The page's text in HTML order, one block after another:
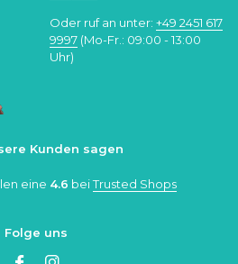
Oder ruf an unter: +49 2451 617
9997 (Mo-Fr.: 09:00 - 13:00
Uhr)
Kunden sagen
eine 4.6 beiTrusted Shops
Folge uns